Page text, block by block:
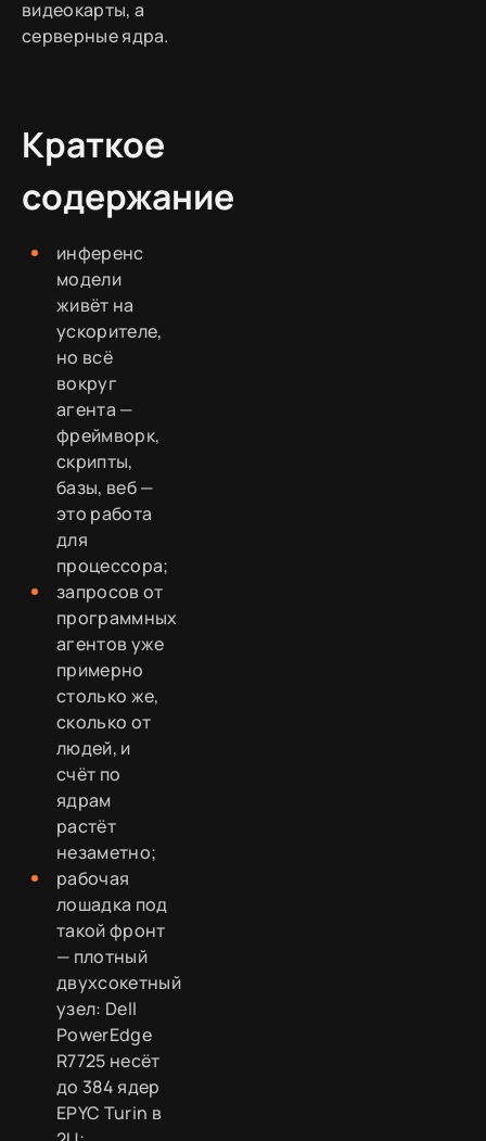
видеокарты, а
серверные ядра.
Краткое
содержание
инференс
модели
живёт на
ускорителе,
но всё
вокруг
агента —
фреймворк,
скрипты,
базы, веб —
это работа
для
процессора;
запросов от
программных
агентов уже
примерно
столько же,
сколько от
людей, и
счёт по
ядрам
растёт
незаметно;
рабочая
лошадка под
такой фронт
— плотный
двухсокетный
узел: Dell
PowerEdge
R7725 несёт
до 384 ядер
EPYC Turin в